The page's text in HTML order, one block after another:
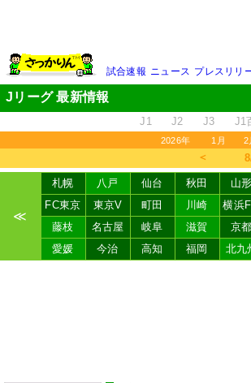
試合速報 ニュース プレスリリ
Jリーグ 最新情報
J1 J2 J3 J1
2026年 1月 2
＜
≪
札幌 八戸 仙台 秋田 山形
FC東京
東京V 町田 川崎 横浜
藤枝
名古屋 岐阜 滋賀 京都
愛媛
今治 高知 福岡 北九